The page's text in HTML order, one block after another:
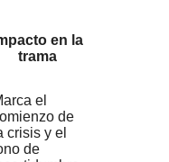
en la
trama
el
de
crisis y el
de